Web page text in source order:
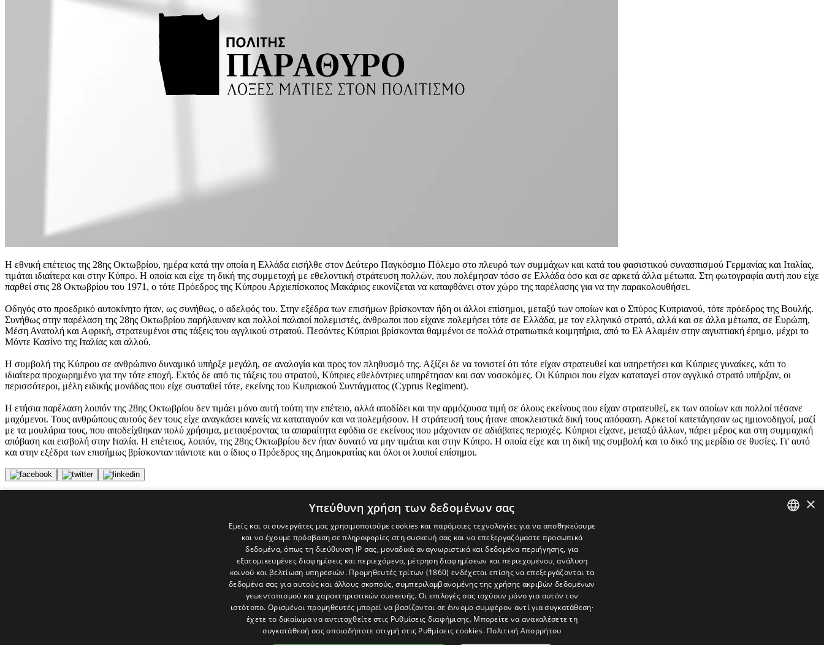
Η εθνική επέτειος της 28ης Οκτωβρίου, ημέρα κατά την οποία η Ελλάδα εισήλθε στον Δεύτερο Παγκόσμιο Πόλεμο στο πλευρό των συμμάχων και κατά του φασιστικού συνασπισμού Γερμανίας και Ιταλίας,
τιμάται ιδιαίτερα και στην Κύπρο. Η οποία και είχε τη δική της συμμετοχή με εθελοντική στράτευση πολλών, που πολέμησαν τόσο σε Ελλάδα όσο και σε αρκετά άλλα μέτωπα. Στη φωτογραφία αυτή που είχε
παρθεί στις 28 Οκτωβρίου του 1971, ο τότε Πρόεδρος της Κύπρου Αρχιεπίσκοπος Μακάριος εικονίζεται να καταφθάνει στον χώρο της παρέλασης για να την παρακολουθήσει.
Οδηγός στο προεδρικό αυτοκίνητο ήταν, ως συνήθως, ο αδελφός του. Στην εξέδρα των επισήμων βρίσκονταν ήδη οι άλλοι επίσημοι, μεταξύ των οποίων και ο Σπύρος Κυπριανού, τότε πρόεδρος της Βουλής.
Συνήθως στην παρέλαση της 28ης Οκτωβρίου παρήλαυναν και πολλοί παλαιοί πολεμιστές, άνθρωποι που είχανε πολεμήσει τότε σε Ελλάδα, με τον ελληνικό στρατό, αλλά και σε άλλα μέτωπα, σε Ευρώπη,
Μέση Ανατολή και Αφρική, στρατευμένοι στις τάξεις του αγγλικού στρατού. Πεσόντες Κύπριοι βρίσκονται θαμμένοι σε πολλά στρατιωτικά κοιμητήρια, από το Ελ Αλαμέιν στην αιγυπτιακή έρημο, μέχρι το
Μόντε Κασίνο της Ιταλίας και αλλού.
Η συμβολή της Κύπρου σε ανθρώπινο δυναμικό υπήρξε μεγάλη, σε αναλογία και προς τον πληθυσμό της. Αξίζει δε να τονιστεί ότι τότε είχαν στρατευθεί και υπηρετήσει και Κύπριες γυναίκες, κάτι το
ιδιαίτερα προχωρημένο για την τότε εποχή. Εκτός δε από τις τάξεις του στρατού, Κύπριες εθελόντριες υπηρέτησαν και σαν νοσοκόμες. Οι Κύπριοι που είχαν καταταγεί στον αγγλικό στρατό υπήρξαν, οι
περισσότεροι, μέλη ειδικής μονάδας που είχε συσταθεί τότε, εκείνης του Κυπριακού Συντάγματος (Cyprus Regiment).
H ετήσια παρέλαση λοιπόν της 28ης Οκτωβρίου δεν τιμάει μόνο αυτή τούτη την επέτειο, αλλά αποδίδει και την αρμόζουσα τιμή σε όλους εκείνους που είχαν στρατευθεί, εκ των οποίων και πολλοί πέσανε
μαχόμενοι. Τους ανθρώπους αυτούς δεν τους είχε αναγκάσει κανείς να καταταγούν και να πολεμήσουν. Η στράτευσή τους ήτανε αποκλειστικά δική τους απόφαση. Αρκετοί κατετάγησαν ως ημιονοδηγοί, μαζί
με τα μουλάρια τους, που αποδείχθηκαν πολύ χρήσιμα, μεταφέροντας τα απαραίτητα εφόδια σε εκείνους που μάχονταν σε αδιάβατες περιοχές. Κύπριοι είχανε, μεταξύ άλλων, πάρει μέρος και στη συμμαχική
απόβαση και εισβολή στην Ιταλία. Η επέτειος, λοιπόν, της 28ης Οκτωβρίου δεν ήταν δυνατό να μην τιμάται και στην Κύπρο. Η οποία είχε και τη δική της συμβολή και το δικό της μερίδιο σε θυσίες. Γι' αυτό
και στην εξέδρα των επισήμως βρίσκονταν πάντοτε και ο ίδιος ο Πρόεδρος της Δημοκρατίας και όλοι οι λοιποί επίσημοι.
Το «Παράθυρο» είναι το πολιτιστικό ένθετο της εφημερίδας Πολίτης [Κύπρος] και του διαδικτυακού πόρταλ www.politis.com.cy. Ειδήσεις, συνεντεύξεις, συναντήσεις, ρεπορτάζ, ήχοι, εικόνες – κινούμενες
×
Υπεύθυνη χρήση των δεδομένων σας
Εμείς και οι συνεργάτες μας χρησιμοποιούμε cookies και παρόμοιες τεχνολογίες για να αποθηκεύουμε
και να έχουμε πρόσβαση σε πληροφορίες στη συσκευή σας και να επεξεργαζόμαστε προσωπικά
δεδομένα, όπως τη διεύθυνση IP σας, μοναδικά αναγνωριστικά και δεδομένα περιήγησης, για
εξατομικευμένες διαφημίσεις και περιεχόμενο, μέτρηση διαφημίσεων και περιεχομένου, ανάλυση
κοινού και βελτίωση υπηρεσιών. Προμηθευτές τρίτων (1860) ενδέχεται επίσης να επεξεργάζονται τα
δεδομένα σας για αυτούς και άλλους σκοπούς, συμπεριλαμβανομένης της χρήσης ακριβών δεδομένων
γεωεντοπισμού και χαρακτηριστικών συσκευής. Οι επιλογές σας ισχύουν μόνο για αυτόν τον
ιστότοπο. Ορισμένοι προμηθευτές μπορεί να βασίζονται σε έννομο συμφέρον αντί για συγκατάθεση·
έχετε το δικαίωμα να αντιταχθείτε στις Ρυθμίσεις διαφήμισης. Μπορείτε να ανακαλέσετε τη
συγκατάθεσή σας οποιαδήποτε στιγμή στις Ρυθμίσεις cookies. Πολιτική Απορρήτου